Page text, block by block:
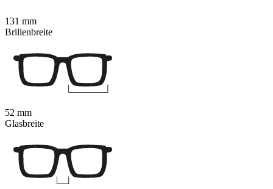
131 mm
Brillenbreite
52 mm
Glasbreite